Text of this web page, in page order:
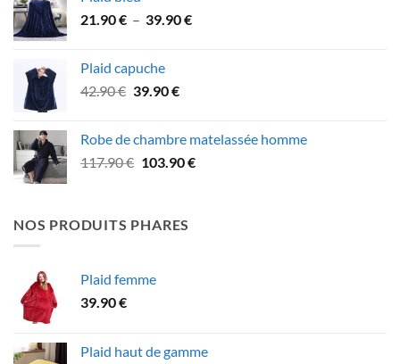
49.90 €.46.90 €.
21.90€ – 39.90€Plage
Plaid capuche
42.90€ Le
était :
42.90 €.
39.90€Le
est :
39.90 €.
Robe de chambre matelassée homme
117.90€ Le
était :
117.90 €.
103.90€Le
NOS PRODUITS PHARES
Plaid femme
39.90€
Plaid haut de gamme